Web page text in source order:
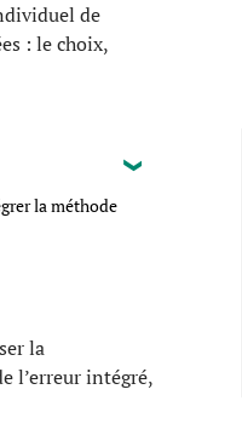
de
: le choix,
la méthode
la
l’erreur intégré,